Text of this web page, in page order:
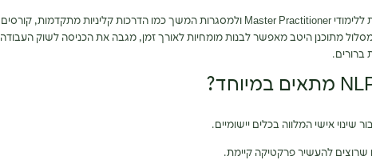
בדקו מראש אפשרות ללימודי Master Practitioner ולמסגרות המשך כמו הדרכות קליניות מתקדמות, קורסים
מסלול מתוכנן היטב מאפשר לבנות מומחיות לאורך זמן, מגבה את הכניסה לשוק העבודה
ברורים.
שינוי אישי המלווה בכלים יישומיים.
להעשיר פרקטיקה קיימת.